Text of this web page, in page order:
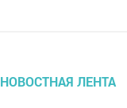
НОВОСТНАЯ ЛЕНТА